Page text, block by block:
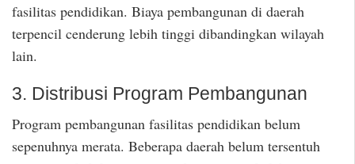
fasilitas pendidikan. Biaya pembangunan di daerah
terpencil cenderung lebih tinggi dibandingkan wilayah
lain.
3. Distribusi Program Pembangunan
Program pembangunan fasilitas pendidikan belum
sepenuhnya merata. Beberapa daerah belum tersentuh